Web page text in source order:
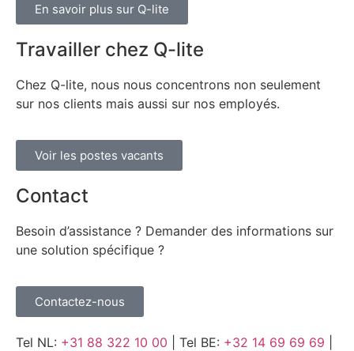
En savoir plus sur Q-lite
Travailler chez Q-lite
Chez Q-lite, nous nous concentrons non seulement
sur nos clients mais aussi sur nos employés.
Voir les postes vacants
Contact
Besoin d’assistance ? Demander des informations sur
une solution spécifique ?
Contactez-nous
Tel NL: +31 88 322 10 00 | Tel BE: +32 14 69 69 69